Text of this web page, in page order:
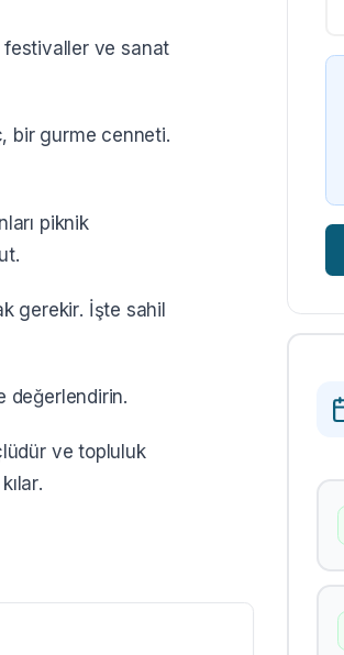
festivaller ve sanat
bir gurme cenneti.
piknik
gerekir. İşte sahil
değerlendirin.
ve topluluk